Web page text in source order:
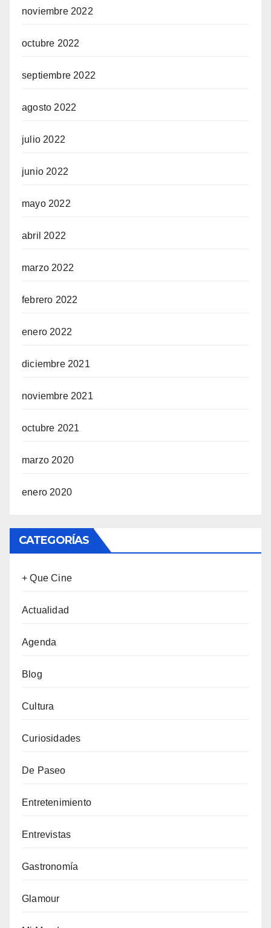
noviembre 2022
octubre 2022
septiembre 2022
agosto 2022
julio 2022
junio 2022
mayo 2022
abril 2022
marzo 2022
febrero 2022
enero 2022
diciembre 2021
noviembre 2021
octubre 2021
marzo 2020
enero 2020
CATEGORÍAS
+ Que Cine
Actualidad
Agenda
Blog
Cultura
Curiosidades
De Paseo
Entretenimiento
Entrevistas
Gastronomía
Glamour